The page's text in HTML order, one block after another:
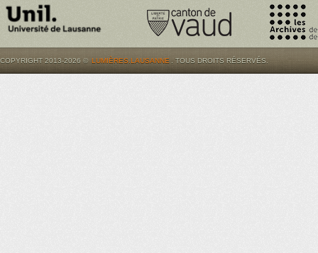
COPYRIGHT 2013-2026 © LUMIÈRES.LAUSANNE . TOUS DROITS RÉSERVÉS.